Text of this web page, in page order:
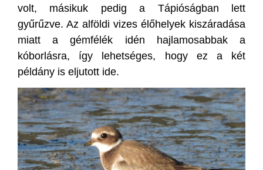
volt, másikuk pedig a Tápióságban lett
gyűrűzve. Az alföldi vizes élőhelyek kiszáradása
miatt a gémfélék idén hajlamosabbak a
kóborlásra, így lehetséges, hogy ez a két
példány is eljutott ide.